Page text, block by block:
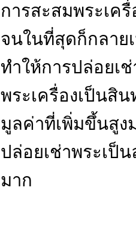
การสะสมพระเค
จนในที่สุดก็กลาย
ทำให้การปล่อยเ
พระเครื่องเป็นสิ
มูลค่าที่เพิ่มขึ้นสูง
ปล่อยเช่าพระเป็
มาก